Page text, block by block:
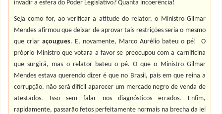
invadir a esfera do Poder Legislativo? Quanta incoerência!
Seja como for, ao verificar a atitude do relator, o Ministro Gilmar
Mendes afirmou que deixar de aprovar tais restrições seria o mesmo
que criaraçougues. E, novamente, Marco Aurélio bateu o pé! O
próprio Ministro que votara a favor se preocupou com a carnificina
que surgirá, mas o relator bateu o pé. O que o Ministro Gilmar
Mendes estava querendo dizer é que no Brasil, país em que reina a
corrupção, não será difícil aparecer um mercado negro de venda de
atestados. Isso sem falar nos diagnósticos errados. Enfim,
rapidamente, passarão fetos perfeitamente normais na brecha da lei